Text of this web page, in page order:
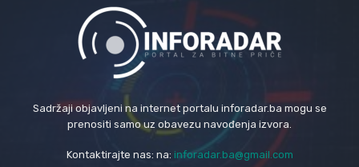
Sadržaji objavljeni na internet portalu inforadar.ba mogu se
prenositi samo uz obavezu navođenja izvora.
Kontaktirajte nas: na: inforadar.ba@gmail.com